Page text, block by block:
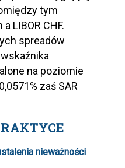
tym
LIBOR CHF.
spreadów
na poziomie
zaś SAR
nieważności